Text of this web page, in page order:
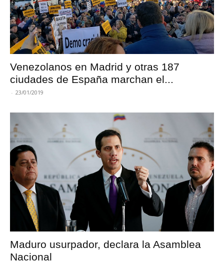
Venezolanos en Madrid y otras 187
ciudades de España marchan el...
- 23/01/2019
Maduro usurpador, declara la Asamblea
Nacional